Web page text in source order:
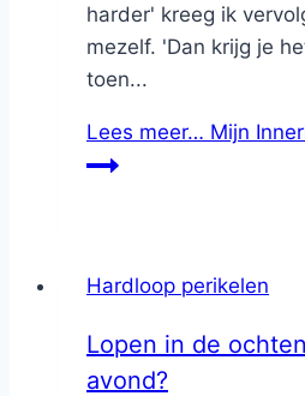
harder' kreeg ik
mezelf. 'Dan krijg je
toen...
Lees meer… Mijn
Hardloop perikelen
Lopen in de
avond?